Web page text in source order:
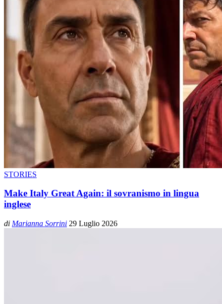
STORIES
Make Italy Great Again: il sovranismo in lingua
inglese
di Marianna Sorrini 29 Luglio 2026